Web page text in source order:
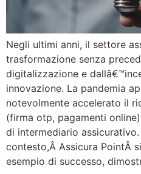
Negli ultimi anni, il settore
trasformazione senza
digitalizzazione e
innovazione. La pandemia
notevolmente accelerato il
(firma otp, pagamenti
di intermediario
contesto,Â Assicura PointÂ
esempio di successo,